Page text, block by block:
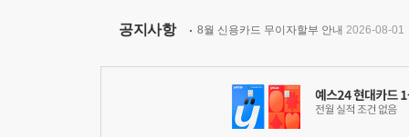
공지사항 8월 신용카드 무이자할부 안내 2026-08-01